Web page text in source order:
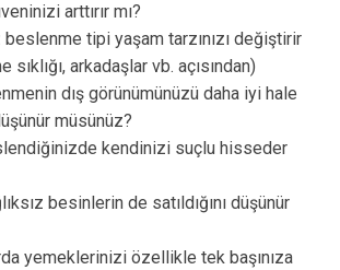
arttırır mı?
beslenme tipi yaşam tarzınızı değiştirir
sıklığı, arkadaşlar vb. açısından)
dış görünümünüzü daha iyi hale
müsünüz?
kendinizi suçlu hisseder
besinlerin de satıldığını düşünür
yemeklerinizi özellikle tek başınıza